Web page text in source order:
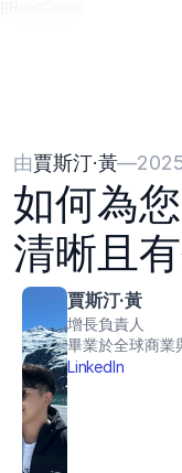
由賈斯汀·黃—
如何為
清晰且
賈斯汀·黃
增長負責人
畢業於全球商業
LinkedIn